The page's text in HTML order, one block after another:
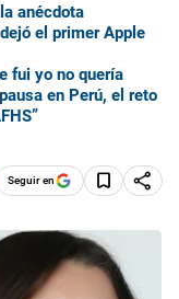
anécdota
el primer Apple
fui yo no quería
en Perú, el reto
Seguir en